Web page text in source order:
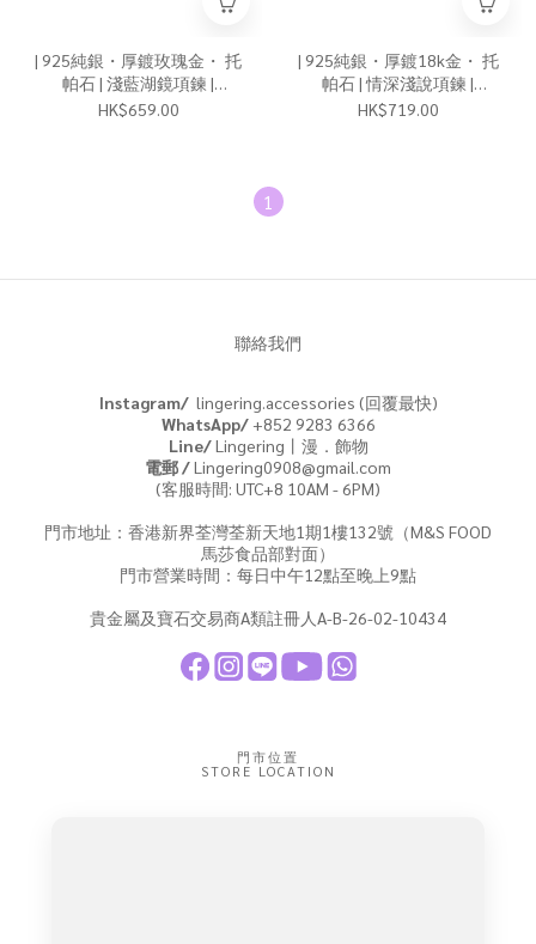
| 925純銀・厚鍍玫瑰金・ 托
帕石 | 淺藍湖鏡項鍊 |
NE0502 |
HK$659.00
| 925純銀・厚鍍18k金・ 托
帕石 | 情深淺說項鍊 |
NE0223 |
HK$719.00
1
聯絡我們
Instagram/ lingering.accessories (回覆最快)
WhatsApp/+852 9283 6366
Line/Lingering丨漫．飾物
電郵 /Lingering0908@gmail.com
(客服時間: UTC+8 10AM - 6PM)
門市地址：香港新界荃灣荃新天地1期1樓132號（M&S FOOD
馬莎食品部對面）
門市營業時間：每日中午12點至晚上9點
貴金屬及寶石交易商A類註冊人A-B-26-02-10434
門市位置
STORE LOCATION